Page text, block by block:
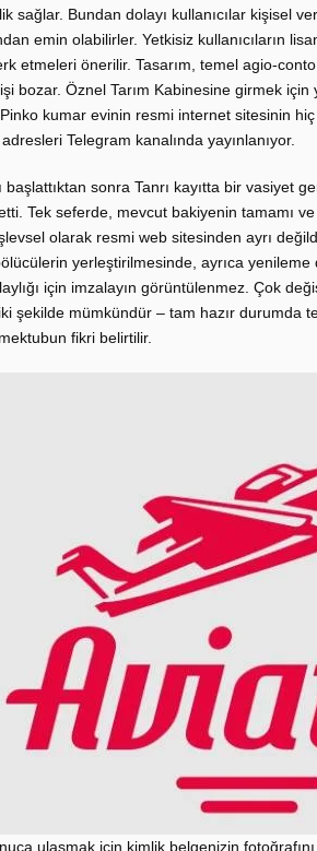
sağlar. Bundan dolayı kullanıcılar kişisel
emin olabilirler. Yetkisiz kullanıcıların
etmeleri önerilir. Tasarım, temel agio-
bozar. Öznel Tarım Kabinesine girmek için
kumar evinin resmi internet sitesinin hiç
Telegram kanalında yayınlanıyor.
başlattıktan sonra Tanrı kayıtta bir vasiyet
Tek seferde, mevcut bakiyenin tamamı
olarak resmi web sitesinden ayrı
yerleştirilmesinde, ayrıca
için imzalayın görüntülenmez. Çok
şekilde mümkündür – tam hazır durumda
fikri belirtilir.
ulaşmak için kimlik belgenizin